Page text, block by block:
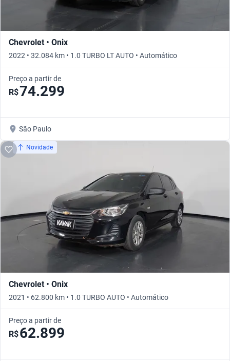
Chevrolet • Onix
2022 • 32.084 km • 1.0 TURBO LT AUTO • Automático
Preço a partir de
R$74.299
São Paulo
Novidade
Chevrolet • Onix
2021 • 62.800 km • 1.0 TURBO AUTO • Automático
Preço a partir de
R$62.899